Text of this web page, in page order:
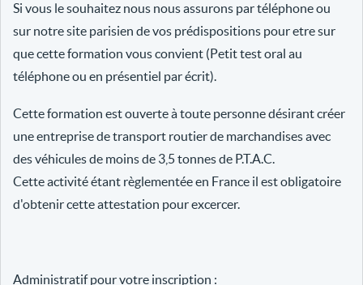
Si vous le souhaitez nous nous assurons par téléphone ou
sur notre site parisien de vos prédispositions pour etre sur
que cette formation vous convient (Petit test oral au
téléphone ou en présentiel par écrit).
Cette formation est ouverte à toute personne désirant créer
une entreprise de transport routier de marchandises avec
des véhicules de moins de 3,5 tonnes de P.T.A.C.
Cette activité étant règlementée en France il est obligatoire
d'obtenir cette attestation pour excercer.
Administratif pour votre inscription :